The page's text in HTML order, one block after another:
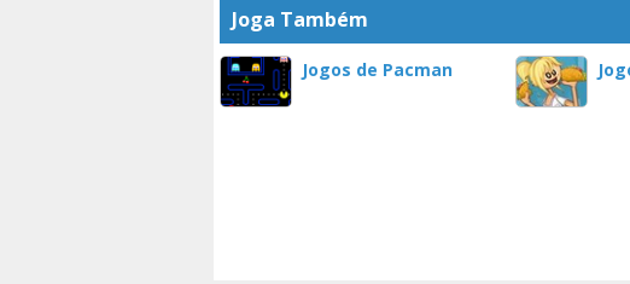
Joga Também
Jogos de Pacman